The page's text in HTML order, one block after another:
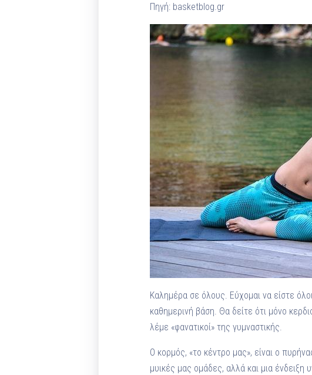
Πηγή: basketblog.gr
Καλημέρα σε όλους. Εύχομαι να είστε
καθημερινή βάση. Θα δείτε ότι μόνο
λέμε «φανατικοί» της γυμναστικής.
Ο κορμός, «το κέντρο μας», είναι ο
μυικές μας ομάδες, αλλά και μια ένδειξη